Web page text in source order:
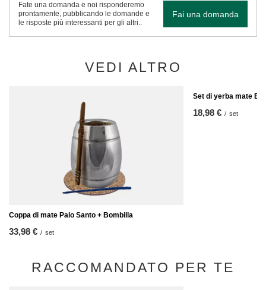
Fate una domanda e noi risponderemo
prontamente, pubblicando le domande e
le risposte più interessanti per gli altri..
Fai una domanda
VEDI ALTRO
Coppa di mate Palo Santo + Bombilla
33,98 € / set
Set di yerba mate
18,98 € / set
RACCOMANDATO PER TE